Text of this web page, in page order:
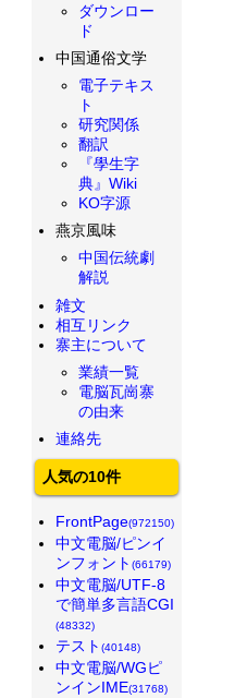
ダウンロー
ド
中国通俗文学
電子テキス
ト
研究関係
翻訳
『學生字
典』Wiki
KO字源
燕京風味
中国伝統劇
解説
雑文
相互リンク
寨主について
業績一覧
電脳瓦崗寨
の由来
連絡先
人気の10件
FrontPage(972150)
中文電脳/ピンイ
ンフォント (66179)
中文電脳/UTF-8
で簡単多言語CGI
(48332)
テスト (40148)
中文電脳/WGピ
ンインIME(31768)